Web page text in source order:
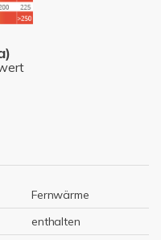
Fernwärme
enthalten